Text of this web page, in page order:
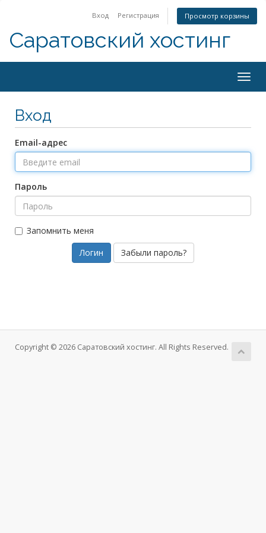
Вход Регистрация Просмотр корзины
Саратовский хостинг
Вход
Email-адрес
Пароль
Запомнить меня
Забыли пароль?
Copyright © 2026 Саратовский хостинг. All Rights Reserved.